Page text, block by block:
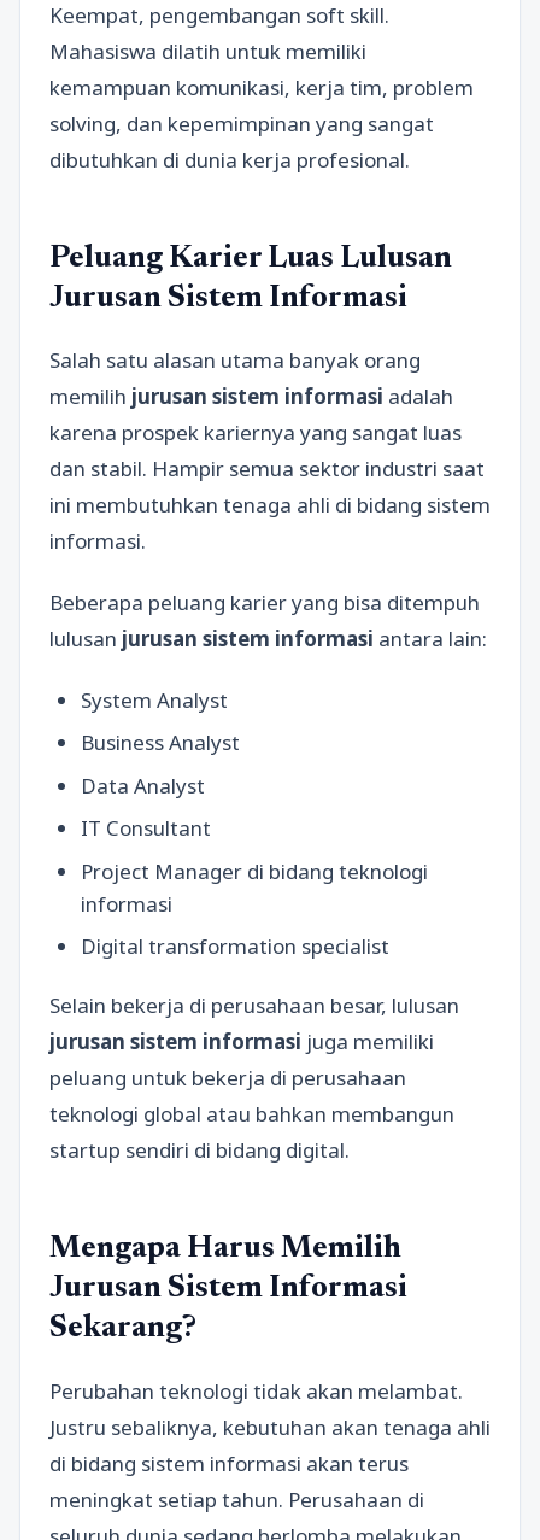
Keempat, pengembangan soft skill.
Mahasiswa dilatih untuk memiliki
kemampuan komunikasi, kerja tim, problem
solving, dan kepemimpinan yang sangat
dibutuhkan di dunia kerja profesional.
Peluang Karier Luas Lulusan
Jurusan Sistem Informasi
Salah satu alasan utama banyak orang
memilih jurusan sistem informasi adalah
karena prospek kariernya yang sangat luas
dan stabil. Hampir semua sektor industri saat
ini membutuhkan tenaga ahli di bidang sistem
informasi.
Beberapa peluang karier yang bisa ditempuh
lulusan jurusan sistem informasi antara lain:
System Analyst
Business Analyst
Data Analyst
IT Consultant
Project Manager di bidang teknologi
informasi
Digital transformation specialist
Selain bekerja di perusahaan besar, lulusan
jurusan sistem informasi juga memiliki
peluang untuk bekerja di perusahaan
teknologi global atau bahkan membangun
startup sendiri di bidang digital.
Mengapa Harus Memilih
Jurusan Sistem Informasi
Sekarang?
Perubahan teknologi tidak akan melambat.
Justru sebaliknya, kebutuhan akan tenaga ahli
di bidang sistem informasi akan terus
meningkat setiap tahun. Perusahaan di